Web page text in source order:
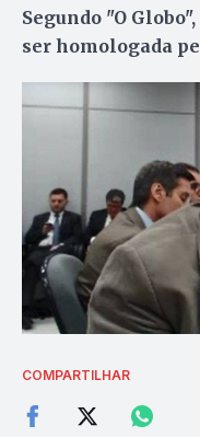
Segundo "O
ser homologada
COMPARTILHAR